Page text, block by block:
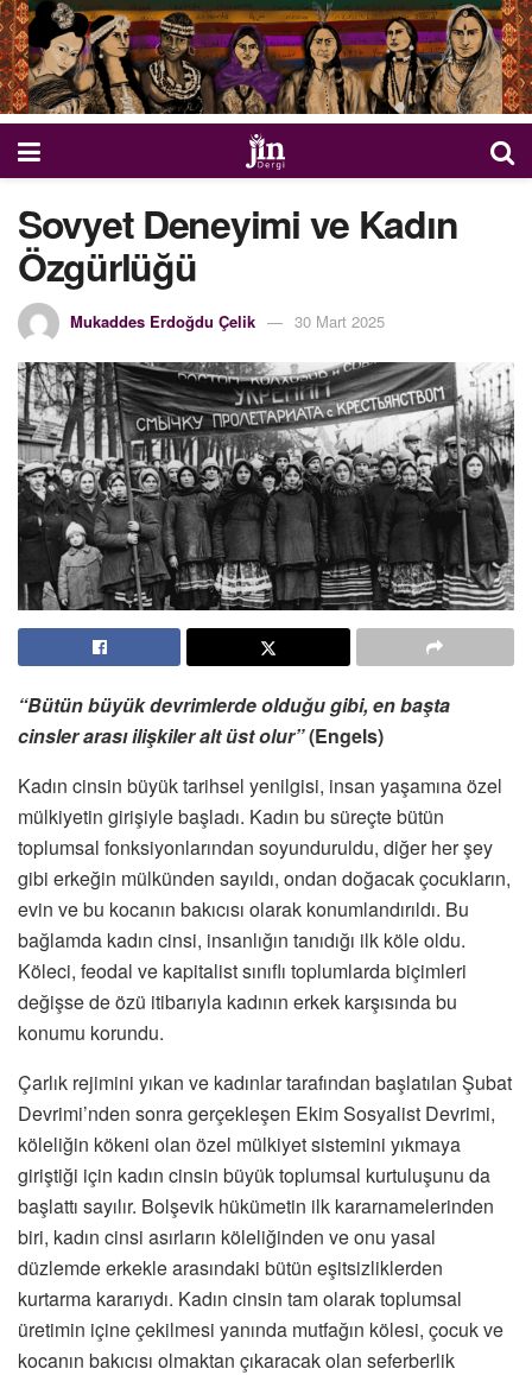
Sovyet Deneyimi ve Kadın
Özgürlüğü
Mukaddes Erdoğdu Çelik 30 Mart 2025
“Bütün büyük devrimlerde olduğu gibi, en başta
cinsler arası ilişkiler alt üst olur”(Engels)
Kadın cinsin büyük tarihsel yenilgisi, insan yaşamına özel
mülkiyetin girişiyle başladı. Kadın bu süreçte bütün
toplumsal fonksiyonlarından soyunduruldu, diğer her şey
gibi erkeğin mülkünden sayıldı, ondan doğacak çocukların,
evin ve bu kocanın bakıcısı olarak konumlandırıldı. Bu
bağlamda kadın cinsi, insanlığın tanıdığı ilk köle oldu.
Köleci, feodal ve kapitalist sınıflı toplumlarda biçimleri
değişse de özü itibarıyla kadının erkek karşısında bu
konumu korundu.
Çarlık rejimini yıkan ve kadınlar tarafından başlatılan Şubat
Devrimi’nden sonra gerçekleşen Ekim Sosyalist Devrimi,
köleliğin kökeni olan özel mülkiyet sistemini yıkmaya
giriştiği için kadın cinsin büyük toplumsal kurtuluşunu da
başlattı sayılır. Bolşevik hükümetin ilk kararnamelerinden
biri, kadın cinsi asırların köleliğinden ve onu yasal
düzlemde erkekle arasındaki bütün eşitsizliklerden
kurtarma kararıydı. Kadın cinsin tam olarak toplumsal
üretimin içine çekilmesi yanında mutfağın kölesi, çocuk ve
kocanın bakıcısı olmaktan çıkaracak olan seferberlik